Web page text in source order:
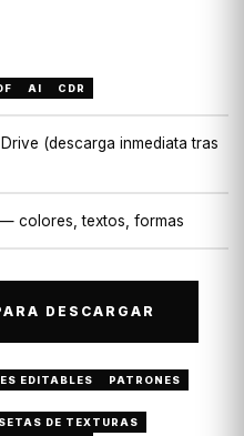
AI CDR
(descarga inmediata tras
colores, textos, formas
DESCARGAR
EDITABLES
PATRONES
DE TEXTURAS